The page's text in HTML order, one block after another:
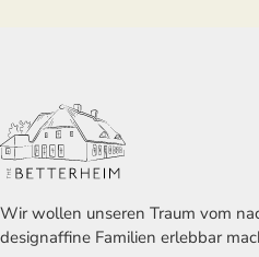
Wir wollen unseren Traum vom
designaffine Familien erlebbar